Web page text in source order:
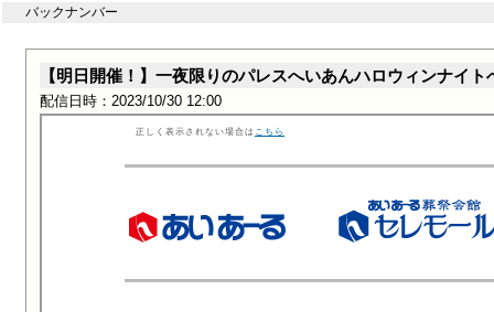
バックナンバー
【明日開催！】一夜限りのパレスへいあんハロウィンナイト
配信日時：2023/10/30 12:00